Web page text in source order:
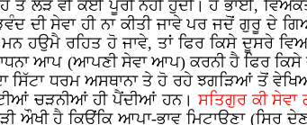
ਤੇ ਲੋੜ ਵੀ ਕੋਈ ਪੂਰੀ ਨਹੀ ਹੁੰਦੀ। ਹੇ ਭਾਈ,
ਦੀ ਸੇਵਾ ਹੀ ਨਾ ਕੀਤੀ ਜਾਵੇ ਪਰ ਜਦੋਂ ਗੁਰੂ ਦੇ
ਹਉਮੈ ਰਹਿਤ ਹੋ ਜਾਵੇ, ਤਾਂ ਫਿਰ ਕਿਸੇ ਦੂਸਰੇ
ਆਪ (ਆਪਣੀ ਸੇਵਾ ਆਪ) ਕਰਨੀ ਹੈ ਫਿਰ ਕਿਸੇ
ਸਿੱਟਾ ਧਰਮ ਅਸਥਾਨਾ ਤੇ ਹੋ ਰਹੇ ਝਗੜਿਆਂ ਤੋਂ
ਚੜਨੀਆਂ ਹੀ ਪੈਂਦੀਆਂ ਹਨ। ਸਤਿਗੁਰ ਕੀ ਸੇਵਾ
ਔਖੀ ਹੈ ਕਿਉਂਕਿ ਆਪਾ-ਭਾਵ ਮਿਟਾਉਣਾ